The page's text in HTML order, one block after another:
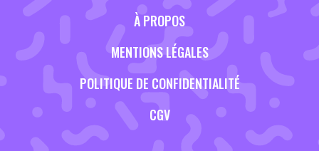
À PROPOS
MENTIONS LÉGALES
POLITIQUE DE CONFIDENTIALITÉ
CGV